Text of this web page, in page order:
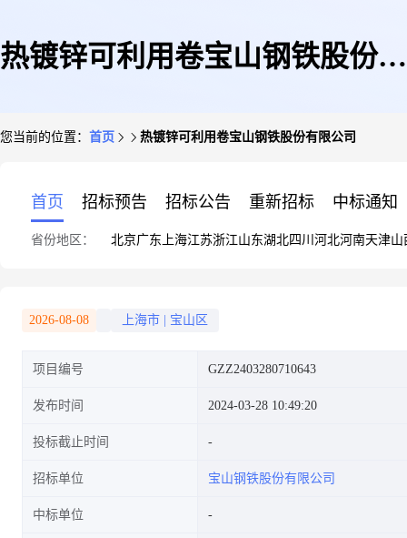
热镀锌可利用卷宝山钢铁股份有
您当前的位置： 首页 热镀锌可利用卷宝山钢铁股份有限公司
首页 招标预告 招标公告 重新招标 中标通知
省份地区： 北京广东 上海江苏浙江山东湖北四川 河北河南天津山
2026-08-08 上海市 宝山区
项目编号 GZZ2403280710643
发布时间 2024-03-28 10:49:20
投标截止时间
招标单位 宝山钢铁股份有限公司
中标单位